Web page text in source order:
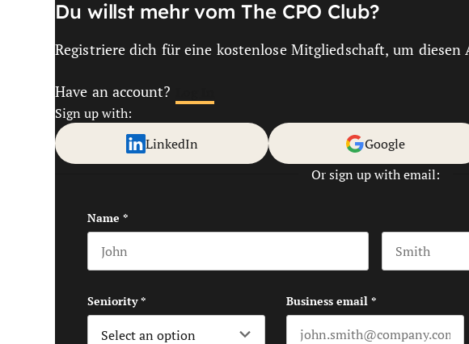
Du willst mehr vom The CPO Club?
Registriere dich für eine kostenlose Mitgliedschaft, um
Have an account?
Sign up with:
LinkedIn
Google
Or sign up with email:
Name *
Seniority* Business email*